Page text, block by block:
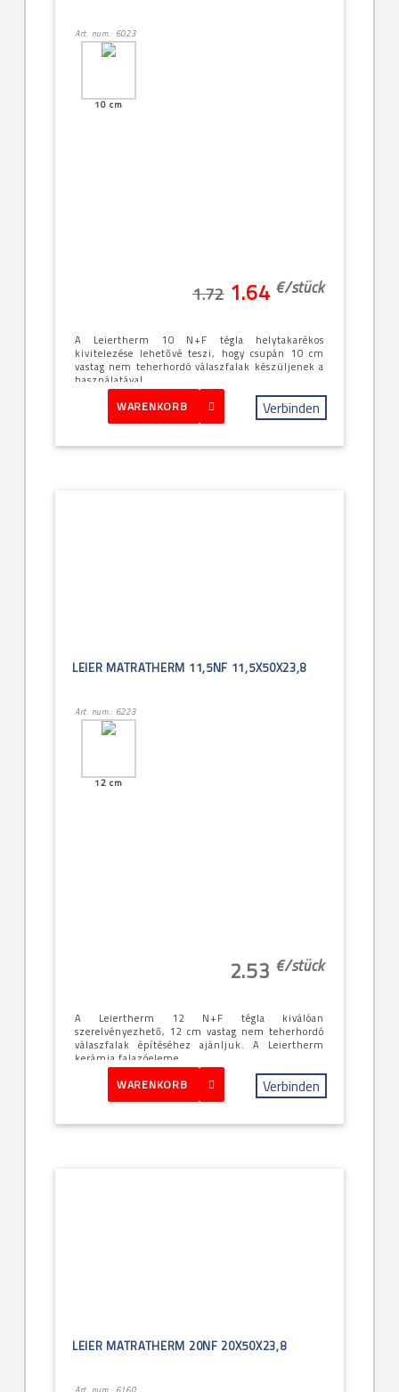
Art. num.: 6023
10 cm
1.72 1.64 €/stück
A Leiertherm 10 N+F tégla helytakarékos
kivitelezése lehetővé teszi, hogy csupán 10 cm
vastag nem teherhordó válaszfalak készüljenek a
használatával...
WARENKORB Verbinden
LEIER MATRATHERM 11,5NF 11,5X50X23,8
Art. num.: 6223
12 cm
2.53 €/stück
A Leiertherm 12 N+F tégla kiválóan
szerelvényezhető, 12 cm vastag nem teherhordó
válaszfalak építéséhez ajánljuk. A Leiertherm
kerámia falazóeleme...
WARENKORB Verbinden
LEIER MATRATHERM 20NF 20X50X23,8